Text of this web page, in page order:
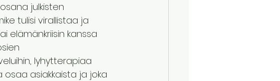
julkisten
tulisi virallistaa ja
elämänkriisin kanssa
lyhytterapiaa
asiakkaista ja joka